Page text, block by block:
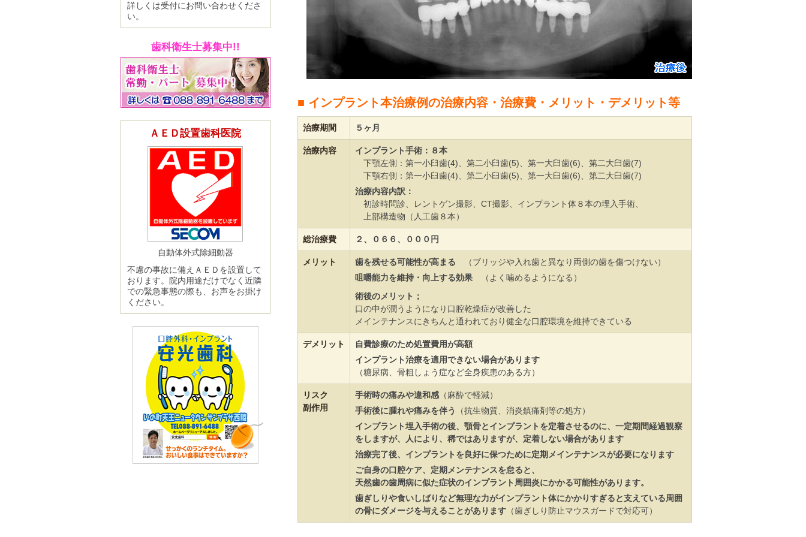
■ インプラント本治療例の治療内容・治療費・メリット・デメリット等
治療期間 ５ヶ月
治療内容
インプラント手術：８本
下顎左側：第一小臼歯(4)、第二小臼歯(5)、第一大臼歯(6)、第二大臼歯(7)
下顎右側：第一小臼歯(4)、第二小臼歯(5)、第一大臼歯(6)、第二大臼歯(7)
治療内容内訳：
初診時問診、レントゲン撮影、CT撮影、インプラント体８本の埋入手術、
上部構造物（人工歯８本）
総治療費 ２、０６６、０００円
メリット 歯を残せる可能性が高まる （ブリッジや入れ歯と異なり両側の歯を傷つけない）
咀嚼能力を維持・向上する効果（よく噛めるようになる）
術後のメリット；
口の中が潤うようになり口腔乾燥症が改善した
メインテナンスにきちんと通われており健全な口腔環境を維持できている
デメリット
自費診療のため処置費用が高額
インプラント治療を適用できない場合があります
（糖尿病、骨粗しょう症など全身疾患のある方）
リスク
副作用
手術時の痛みや違和感（麻酔で軽減）
手術後に腫れや痛みを伴う
（抗生物質、消炎鎮痛剤等の処方）
インプラント埋入手術の後、顎骨とインプラントを定着させるのに、一定期間経過観察
をしますが、人により、稀ではありますが、定着しない場合があります
治療完了後、インプラントを良好に保つために定期メインテナンスが必要になります
ご自身の口腔ケア、定期メンテナンスを怠ると、
天然歯の歯周病に似た症状のインプラント周囲炎にかかる可能性があります。
歯ぎしりや食いしばりなど無理な力がインプラント体にかかりすぎると支えている周囲
の骨にダメージを与えることがあります（歯ぎしり防止マウスガードで対応可）
詳しくは受付にお問い合わせくださ
い。
歯科衛生士募集中!!
ＡＥＤ設置歯科医院
自動体外式除細動器
不慮の事故に備えＡＥＤを設置して
おります。院内用途だけでなく近隣
での緊急事態の際も、お声をお掛け
ください。